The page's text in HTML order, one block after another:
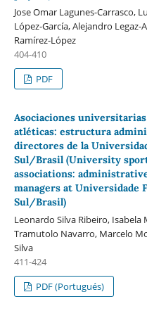
Jose Omar Lagunes-Carrasco,
López-García, Alejandro
Ramírez-López
404-410
PDF
Asociaciones
atléticas: estructura
directores de la
Sul/Brasil (University
associations:
managers at Universidade
Sul/Brasil)
Leonardo Silva Ribeiro,
Tramutolo Navarro, Marcelo
Silva
411-424
PDF (Portugués)